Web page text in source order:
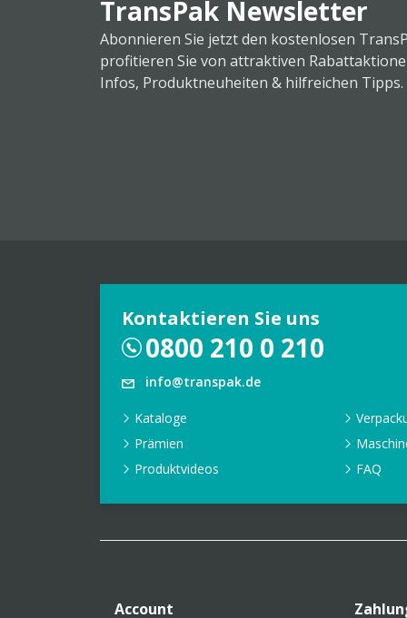
TransPak Newsletter
Abonnieren Sie jetzt den kostenlosen
profitieren Sie von attraktiven
Infos, Produktneuheiten & hilfreichen Tipps.
Kontaktieren Sie uns
0800 210 0 210
info@transpak.de
Kataloge
Prämien
Produktvideos
FAQ
Account